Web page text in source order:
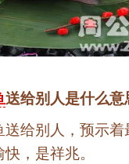
送给别人是什么意
送给别人，预示
快，是祥兆。